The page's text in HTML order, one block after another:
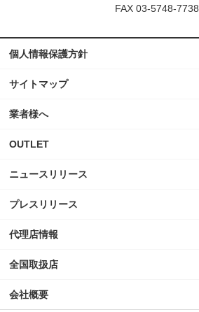
FAX 03-5748-7738
ニュースリリース
プレスリリース
代理店情報
全国取扱店
会社概要
個人情報保護方針
サイトマップ
業者様へ
OUTLET